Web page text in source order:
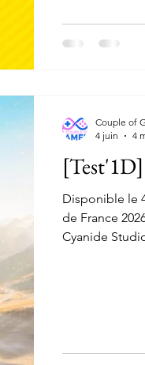
Disponible le
de France
Cyanide
Couple of
4 juin
4